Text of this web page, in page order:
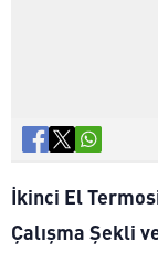
İkinci El
Çalışma Şekli